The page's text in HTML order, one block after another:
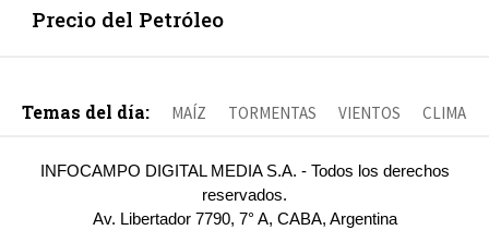
Precio del Petróleo
Temas del día: MAÍZ TORMENTAS VIENTOS CLIMA
INFOCAMPO DIGITAL MEDIA S.A. - Todos los derechos
reservados.
Av. Libertador 7790, 7° A, CABA, Argentina